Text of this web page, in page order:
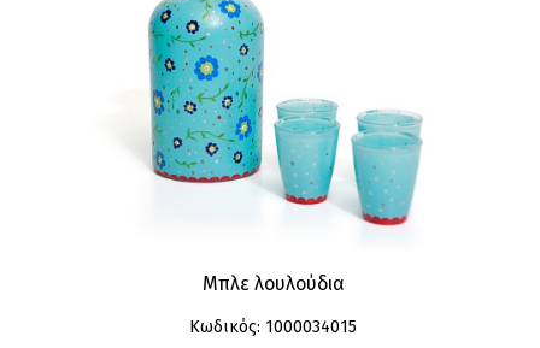
Μπλε λουλούδια
Κωδικός: 1000034015